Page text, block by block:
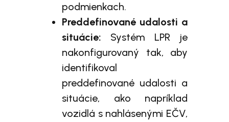
podmienkach.
Preddefinované udalosti a
situácie: Systém LPR je
nakonfigurovaný tak, aby
identifikoval
preddefinované udalosti a
situácie, ako napríklad
vozidlá s nahlásenými EČV,